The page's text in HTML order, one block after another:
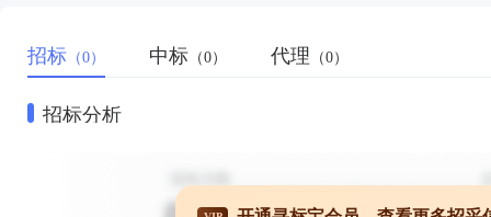
招标 （0） 中标 （0） 代理 （0）
招标分析